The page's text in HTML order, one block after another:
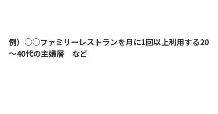
例）○○ファミリーレストランを月に1回以上利用する20
～40代の主婦層 など